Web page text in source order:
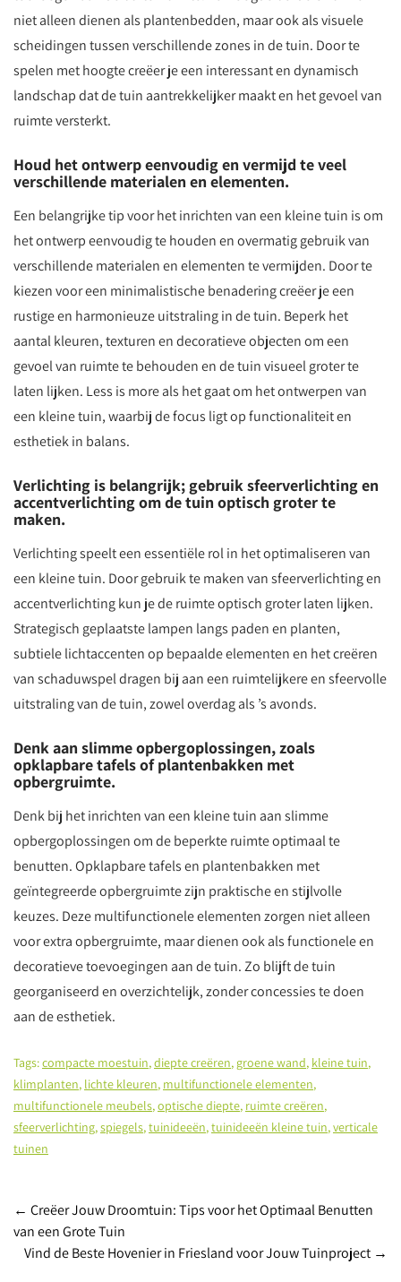
niet alleen dienen als plantenbedden, maar ook als visuele
scheidingen tussen verschillende zones in de tuin. Door te
spelen met hoogte creëer je een interessant en dynamisch
landschap dat de tuin aantrekkelijker maakt en het gevoel van
ruimte versterkt.
Houd het ontwerp eenvoudig en vermijd te veel
verschillende materialen en elementen.
Een belangrijke tip voor het inrichten van een kleine tuin is om
het ontwerp eenvoudig te houden en overmatig gebruik van
verschillende materialen en elementen te vermijden. Door te
kiezen voor een minimalistische benadering creëer je een
rustige en harmonieuze uitstraling in de tuin. Beperk het
aantal kleuren, texturen en decoratieve objecten om een
gevoel van ruimte te behouden en de tuin visueel groter te
laten lijken. Less is more als het gaat om het ontwerpen van
een kleine tuin, waarbij de focus ligt op functionaliteit en
esthetiek in balans.
Verlichting is belangrijk; gebruik sfeerverlichting en
accentverlichting om de tuin optisch groter te
maken.
Verlichting speelt een essentiële rol in het optimaliseren van
een kleine tuin. Door gebruik te maken van sfeerverlichting en
accentverlichting kun je de ruimte optisch groter laten lijken.
Strategisch geplaatste lampen langs paden en planten,
subtiele lichtaccenten op bepaalde elementen en het creëren
van schaduwspel dragen bij aan een ruimtelijkere en sfeervolle
uitstraling van de tuin, zowel overdag als ’s avonds.
Denk aan slimme opbergoplossingen, zoals
opklapbare tafels of plantenbakken met
opbergruimte.
Denk bij het inrichten van een kleine tuin aan slimme
opbergoplossingen om de beperkte ruimte optimaal te
benutten. Opklapbare tafels en plantenbakken met
geïntegreerde opbergruimte zijn praktische en stijlvolle
keuzes. Deze multifunctionele elementen zorgen niet alleen
voor extra opbergruimte, maar dienen ook als functionele en
decoratieve toevoegingen aan de tuin. Zo blijft de tuin
georganiseerd en overzichtelijk, zonder concessies te doen
aan de esthetiek.
Tags:compacte moestuin,diepte creëren, groene wand, kleine tuin,
klimplanten, lichte kleuren, multifunctionele elementen,
multifunctionele meubels,optische diepte, ruimte creëren,
sfeerverlichting,spiegels,tuinideeën,tuinideeën kleine tuin,verticale
tuinen
Post
navigation
← Creëer Jouw Droomtuin: Tips voor het Optimaal Benutten
van een Grote Tuin
Vind de Beste Hovenier in Friesland voor Jouw Tuinproject →